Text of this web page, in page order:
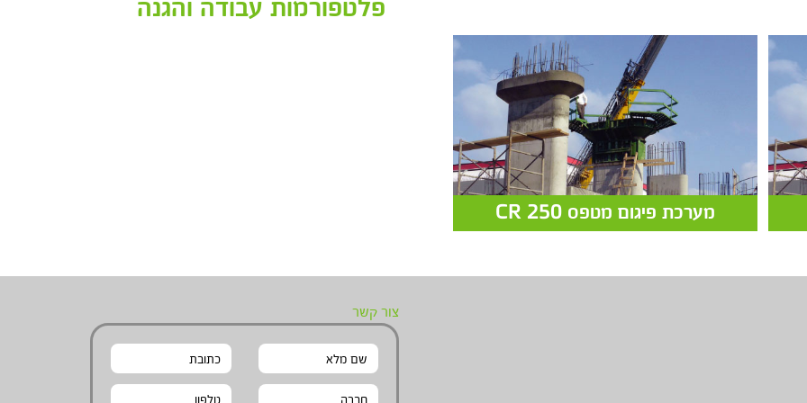
מערכת פיגום מטפס CR 250
צור קשר